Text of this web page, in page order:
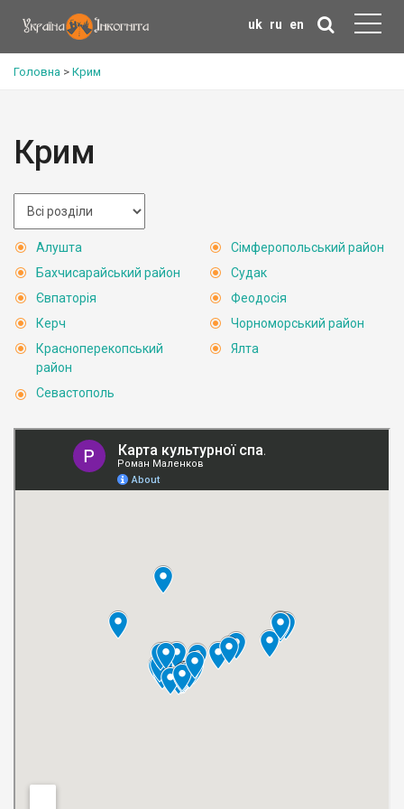
uk ru en
Головна > Крим
Крим
Алушта
Бахчисарайський район
Євпаторія
Керч
Красноперекопський
район
Севастополь
Сімферопольський район
Судак
Феодосія
Чорноморський район
Ялта